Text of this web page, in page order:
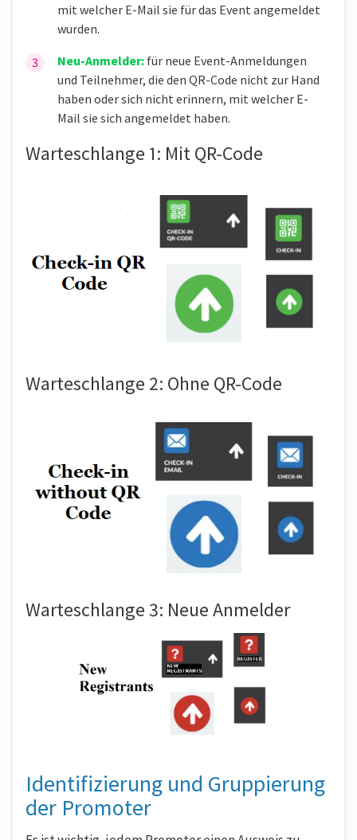
mit welcher E-Mail sie für das Event angemeldet
wurden.
Neu-Anmelder: für neue Event-Anmeldungen
und Teilnehmer, die den QR-Code nicht zur Hand
haben oder sich nicht erinnern, mit welcher E-
Mail sie sich angemeldet haben.
Warteschlange 1: Mit QR-Code
Warteschlange 2: Ohne QR-Code
Warteschlange 3: Neue Anmelder
Identifizierung und Gruppierung
der Promoter